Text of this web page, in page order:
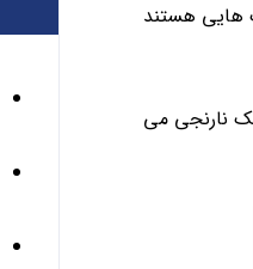
هایی هستند
نارنجی می